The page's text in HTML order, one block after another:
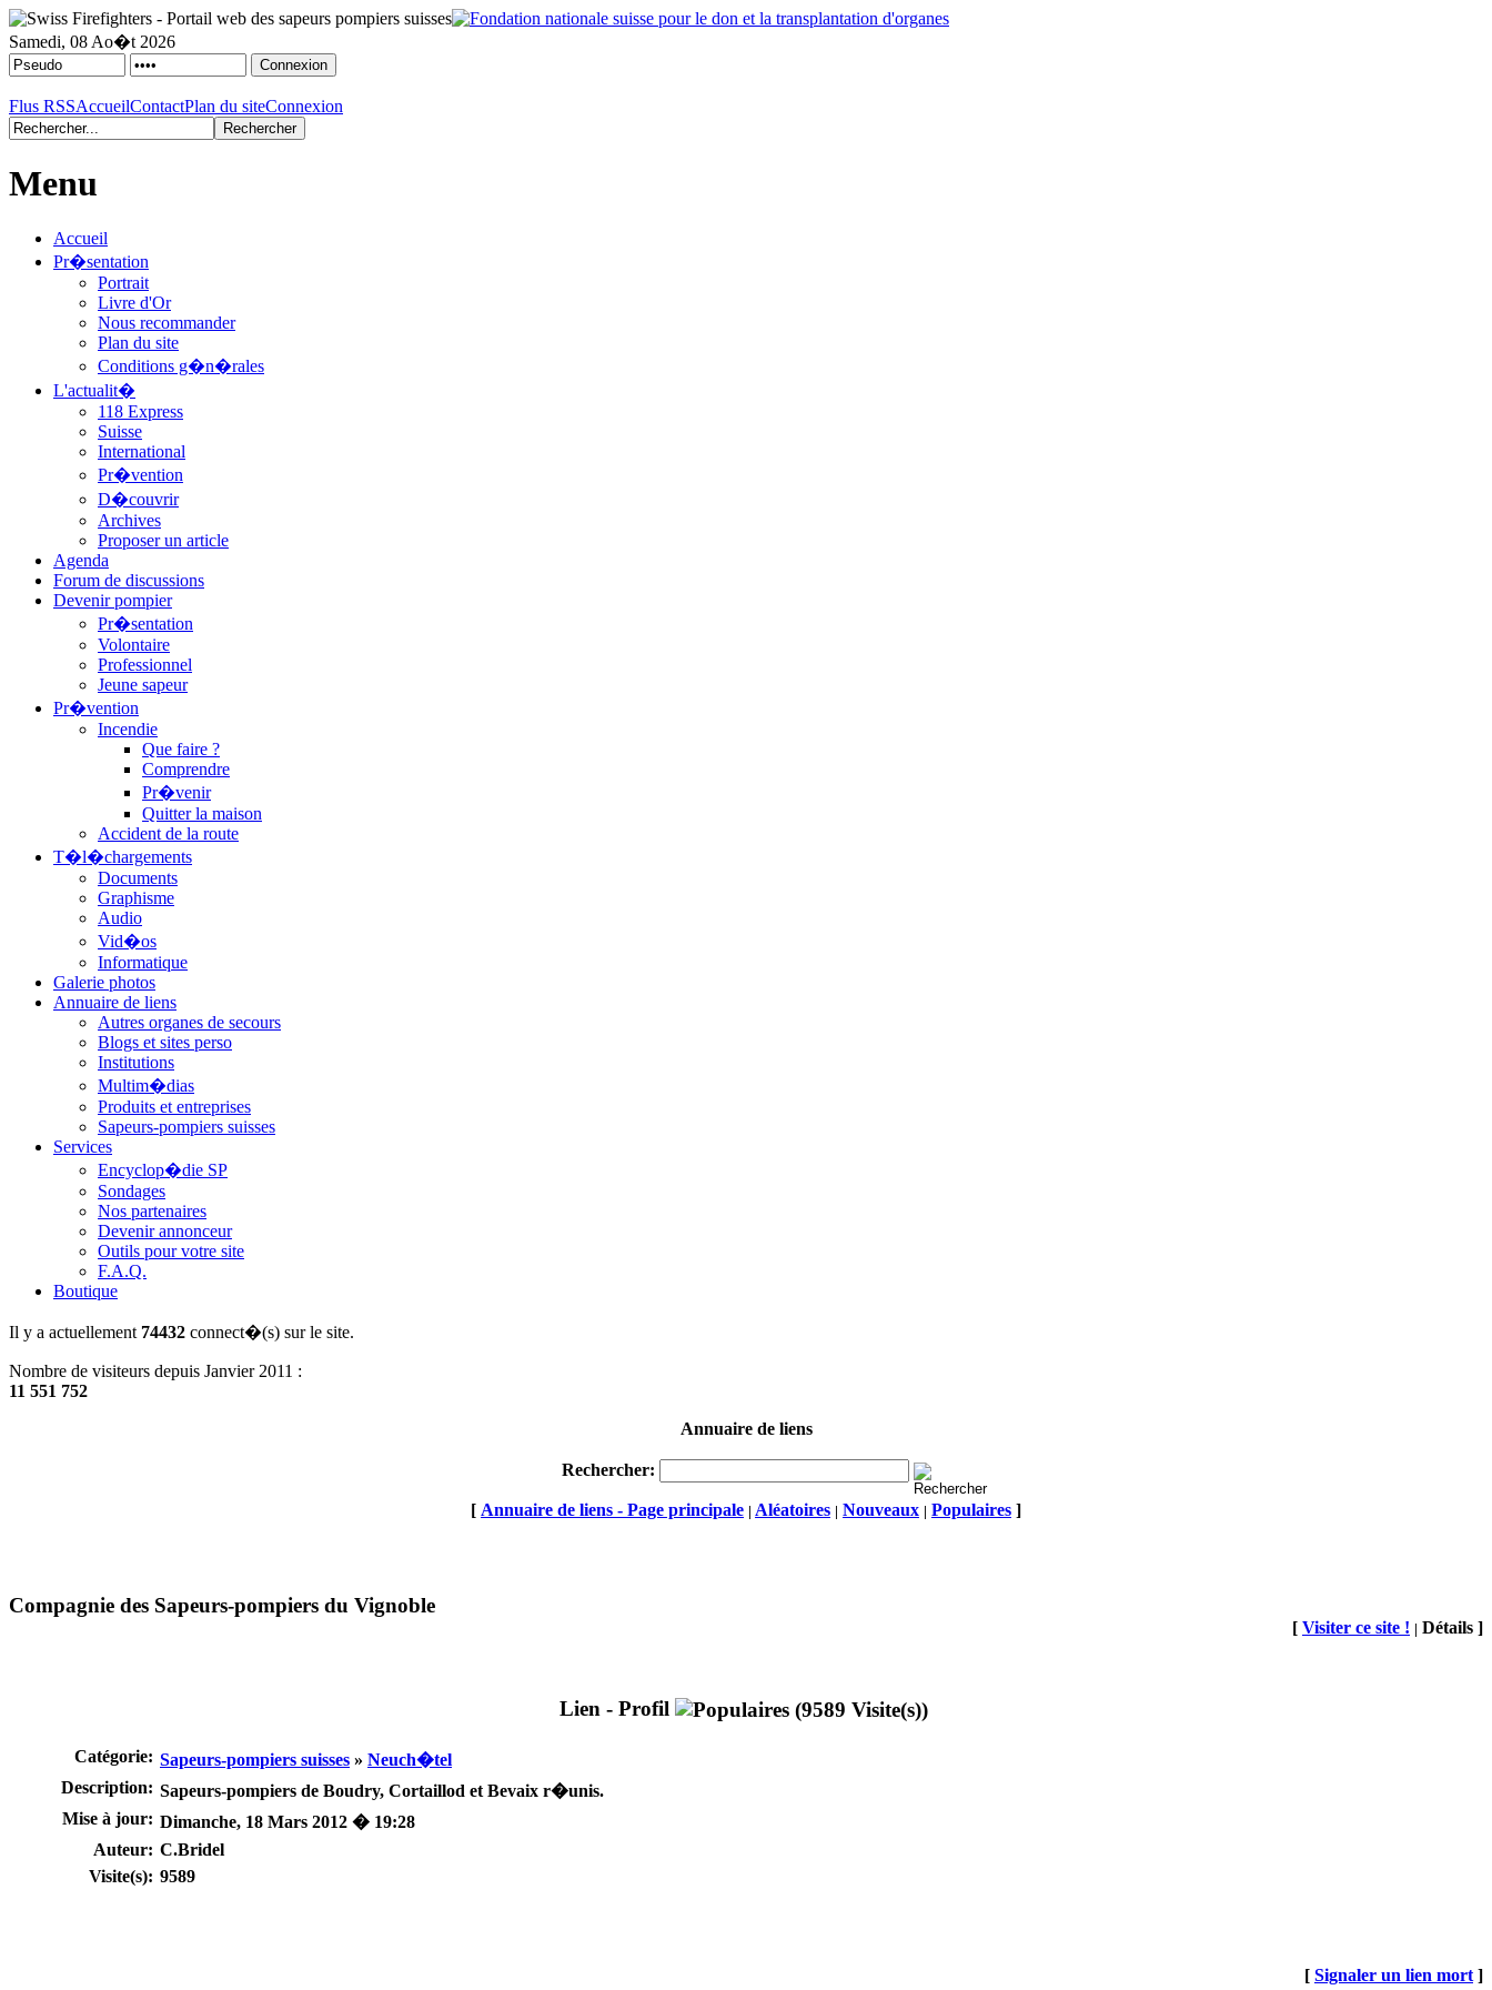
Samedi, 08 Ao�t 2026
Flus RSSAccueilContactPlan du siteConnexion
Menu
Accueil
Pr�sentation
Portrait
Livre d'Or
Nous recommander
Plan du site
Conditions g�n�rales
L'actualit�
118 Express
Suisse
International
Pr�vention
D�couvrir
Archives
Proposer un article
Agenda
Forum de discussions
Devenir pompier
Pr�sentation
Volontaire
Professionnel
Jeune sapeur
Pr�vention
Incendie
Que faire ?
Comprendre
Pr�venir
Quitter la maison
Accident de la route
T�l�chargements
Documents
Graphisme
Audio
Vid�os
Informatique
Galerie photos
Annuaire de liens
Autres organes de secours
Blogs et sites perso
Institutions
Multim�dias
Produits et entreprises
Sapeurs-pompiers suisses
Services
Encyclop�die SP
Sondages
Nos partenaires
Devenir annonceur
Outils pour votre site
F.A.Q.
Boutique
Il y a actuellement 74432 connect�(s) sur le site.
Nombre de visiteurs depuis Janvier 2011 :
11 551 752
Annuaire de liens
Rechercher:
[ Annuaire de liens - Page principale | Aléatoires | Nouveaux | Populaires ]
Compagnie des Sapeurs-pompiers du Vignoble
[ Visiter ce site ! | Détails ]
Lien - Profil
Catégorie: Sapeurs-pompiers suisses » Neuch�tel
Description: Sapeurs-pompiers de Boudry, Cortaillod et Bevaix r�unis.
Mise à jour: Dimanche, 18 Mars 2012 � 19:28
Auteur: C.Bridel
Visite(s): 9589
[ Signaler un lien mort ]